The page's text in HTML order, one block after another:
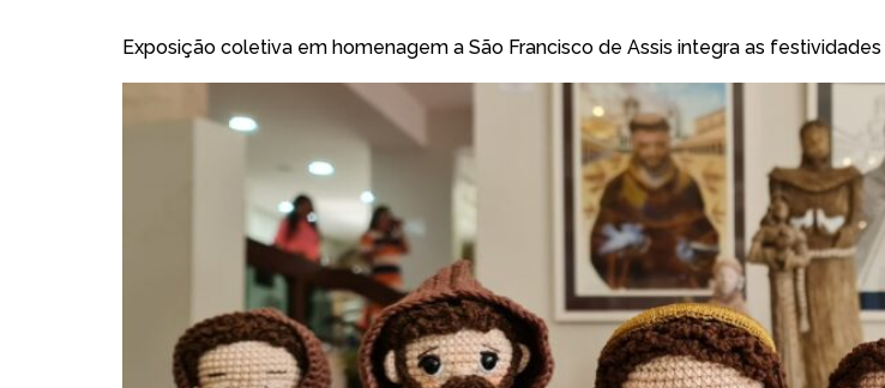
Exposição coletiva em homenagem a São Francisco de Assis integra as